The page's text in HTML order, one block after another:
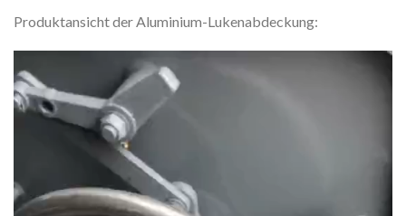
Produktansicht der Aluminium-Lukenabdeckung:
Player